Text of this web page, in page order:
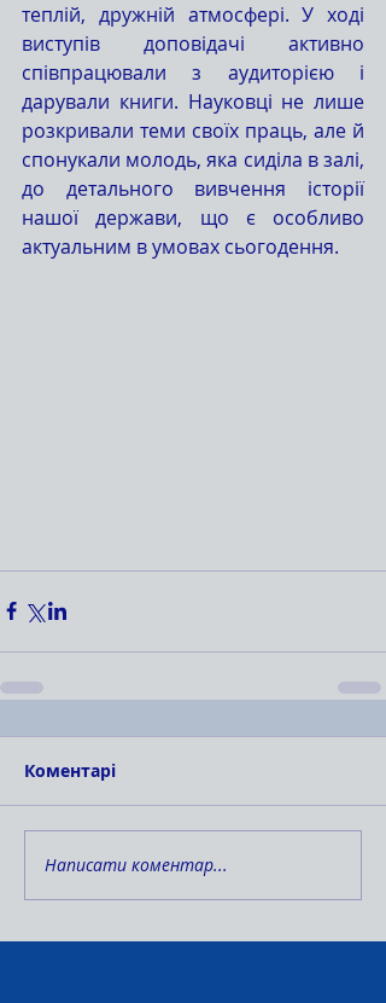
теплій, дружній атмосфері. У ході
виступів доповідачі активно
співпрацювали з аудиторією і
дарували книги. Науковці не лише
розкривали теми своїх праць, але й
спонукали молодь, яка сиділа в залі,
до детального вивчення історії
нашої держави, що є особливо
актуальним в умовах сьогодення.
Коментарі
Написати коментар...